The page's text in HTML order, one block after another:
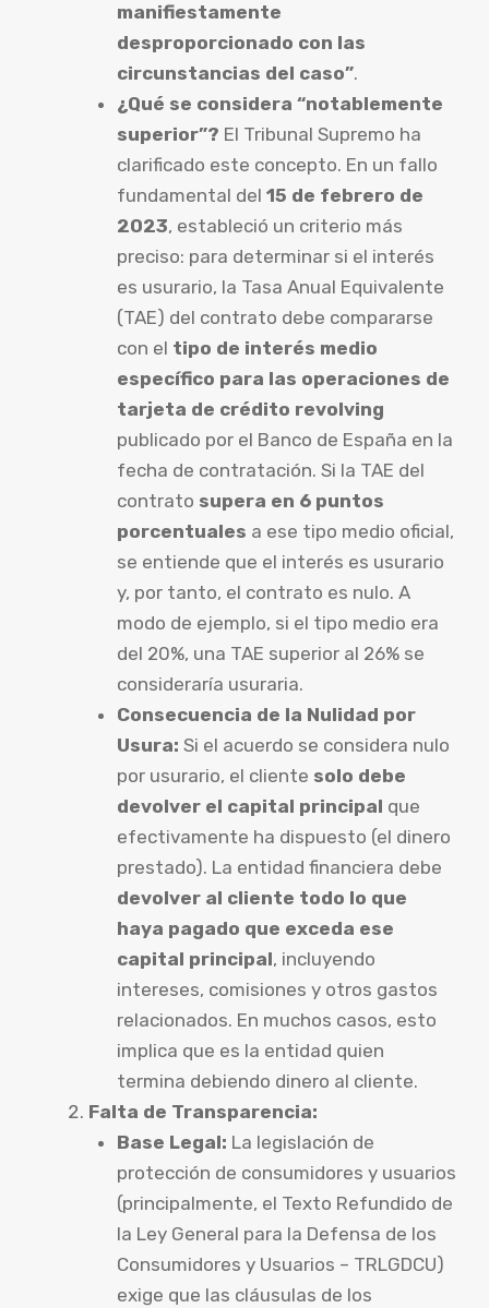
manifiestamente
desproporcionado con las
circunstancias del caso”.
¿Qué se considera “notablemente
superior”? El Tribunal Supremo ha
clarificado este concepto. En un fallo
fundamental del 15 de febrero de
2023, estableció un criterio más
preciso: para determinar si el interés
es usurario, la Tasa Anual Equivalente
(TAE) del contrato debe compararse
con el tipo de interés medio
específico para las operaciones de
tarjeta de crédito revolving
publicado por el Banco de España en la
fecha de contratación. Si la TAE del
contrato supera en 6 puntos
porcentuales a ese tipo medio oficial,
se entiende que el interés es usurario
y, por tanto, el contrato es nulo. A
modo de ejemplo, si el tipo medio era
del 20%, una TAE superior al 26% se
consideraría usuraria.
Consecuencia de la Nulidad por
Usura: Si el acuerdo se considera nulo
por usurario, el cliente solo debe
devolver el capital principal que
efectivamente ha dispuesto (el dinero
prestado). La entidad financiera debe
devolver al cliente todo lo que
haya pagado que exceda ese
capital principal, incluyendo
intereses, comisiones y otros gastos
relacionados. En muchos casos, esto
implica que es la entidad quien
termina debiendo dinero al cliente.
Falta de Transparencia:
Base Legal: La legislación de
protección de consumidores y usuarios
(principalmente, el Texto Refundido de
la Ley General para la Defensa de los
Consumidores y Usuarios – TRLGDCU)
exige que las cláusulas de los